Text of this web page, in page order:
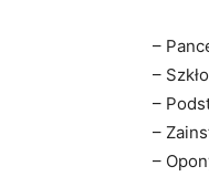
–
–
–
–
–